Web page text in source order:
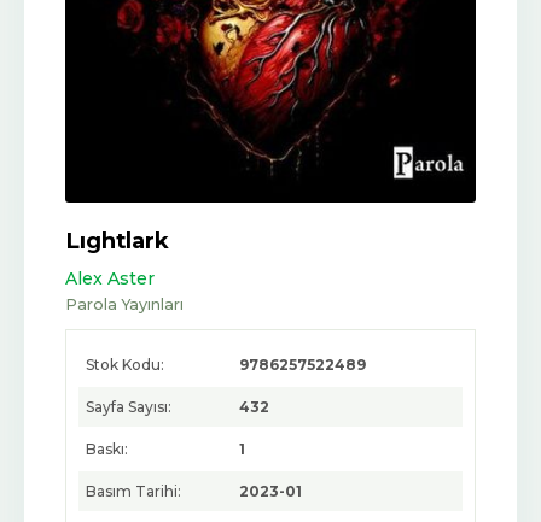
Lıghtlark
Alex Aster
Parola Yayınları
Stok Kodu: 9786257522489
Sayfa Sayısı: 432
Baskı: 1
Basım Tarihi: 2023-01